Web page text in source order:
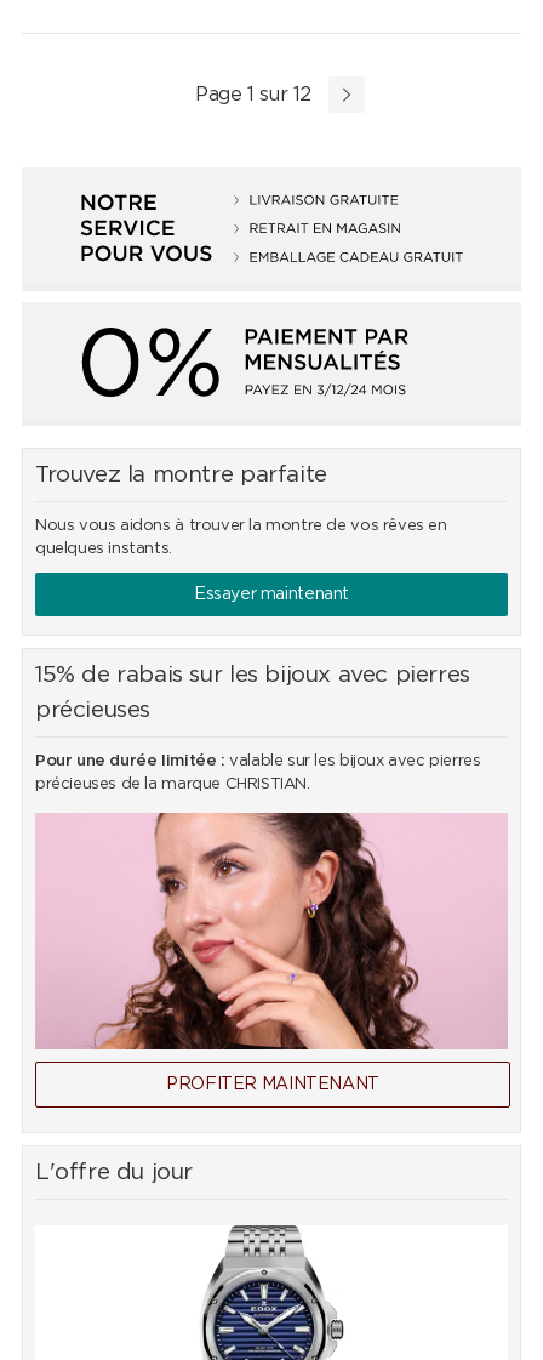
Page 1 sur 12
Trouvez la montre parfaite
Nous vous aidons à trouver la montre de vos rêves en
quelques instants.
Essayer maintenant
15% de rabais sur les bijoux avec pierres
précieuses
Pour une durée limitée : valable sur les bijoux avec pierres
précieuses de la marque CHRISTIAN.
PROFITER MAINTENANT
L'offre du jour